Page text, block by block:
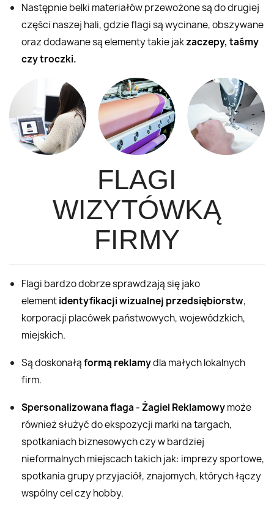
Następnie belki materiałów przewożone są do drugiej
części naszej hali, gdzie flagi są wycinane, obszywane
oraz dodawane są elementy takie jakzaczepy, taśmy
czy troczki.
FLAGI
WIZYTÓWKĄ
FIRMY
Flagi bardzo dobrze sprawdzają się jako
elementidentyfikacji wizualnej przedsiębiorstw,
korporacji placówek państwowych, wojewódzkich,
miejskich.
Są doskonałąformą reklamydla małych lokalnych
firm.
Spersonalizowana flaga - Żagiel Reklamowymoże
również służyć do ekspozycji marki na targach,
spotkaniach biznesowych czy w bardziej
nieformalnych miejscach takich jak: imprezy sportowe,
spotkania grupy przyjaciół, znajomych, których łączy
wspólny cel czy hobby.